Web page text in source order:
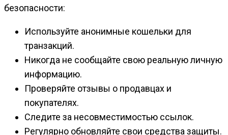
безопасности:
Используйте анонимные кошельки для
транзакций.
Никогда не сообщайте свою реальную личную
информацию.
Проверяйте отзывы о продавцах и
покупателях.
Следите за несовместимостью ссылок.
Регулярно обновляйте свои средства защиты.